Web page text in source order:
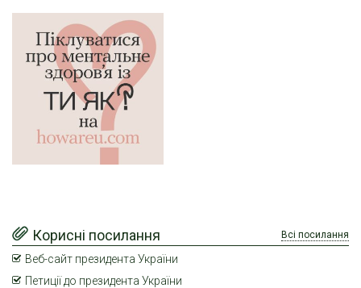
Корисні посилання Всі посилання
Веб-сайт президента України
Петиції до президента України